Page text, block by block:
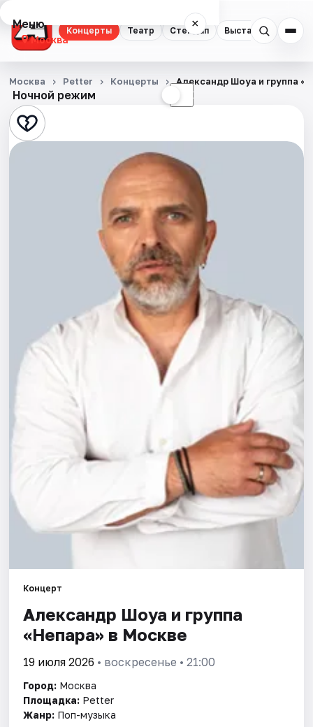
Концерты Театр Стендап Выставки
Меню ×
Москва
Концерты
Театр
Стендап
Города
Площадки
Ночной режим ☾
Москва Petter Концерты Александр Шоуа и группа
Концерт
Александр Шоуа и группа
«Непара» в Москве
19 июля 2026 • воскресенье • 21:00
Город: Москва
Площадка: Petter
Жанр: Поп-музыка